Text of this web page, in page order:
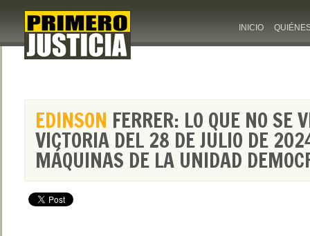
INICIO
EDINSON FERRER: LO QUE NO SE
VICTORIA DEL 28 DE JULIO DE
MÁQUINAS DE LA UNIDAD